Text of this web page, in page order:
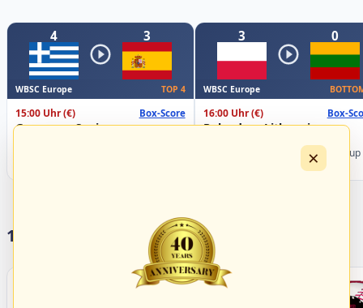
4 3
WBSC Europe TOP 4
15:00 Uhr(€) Box-Score
Greece vs. Spain
3 0
WBSC Europe
16:00 Uhr(€) Box-
Poland vs. Lithuania
Championship B Pool 2026 - Group
17 Vereine im S/HBV
×